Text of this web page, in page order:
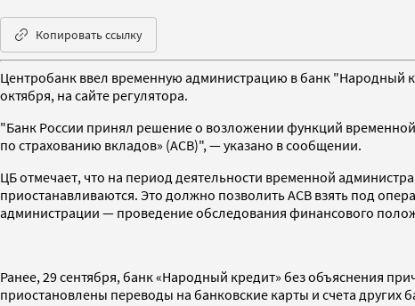
Копировать ссылку
Центробанк ввел временную администрацию в банк "Народный
октября, на сайте регулятора.
"Банк России принял решение о возложении функций
по страхованию вкладов» (АСВ)", — указано в сообщении.
ЦБ отмечает, что на период деятельности временной
приостанавливаются. Это должно позволить АСВ взять под
администрации — проведение обследования финансового
Ранее, 29 сентября, банк «Народный кредит» без объяснения
приостановлены переводы на банковские карты и счета других